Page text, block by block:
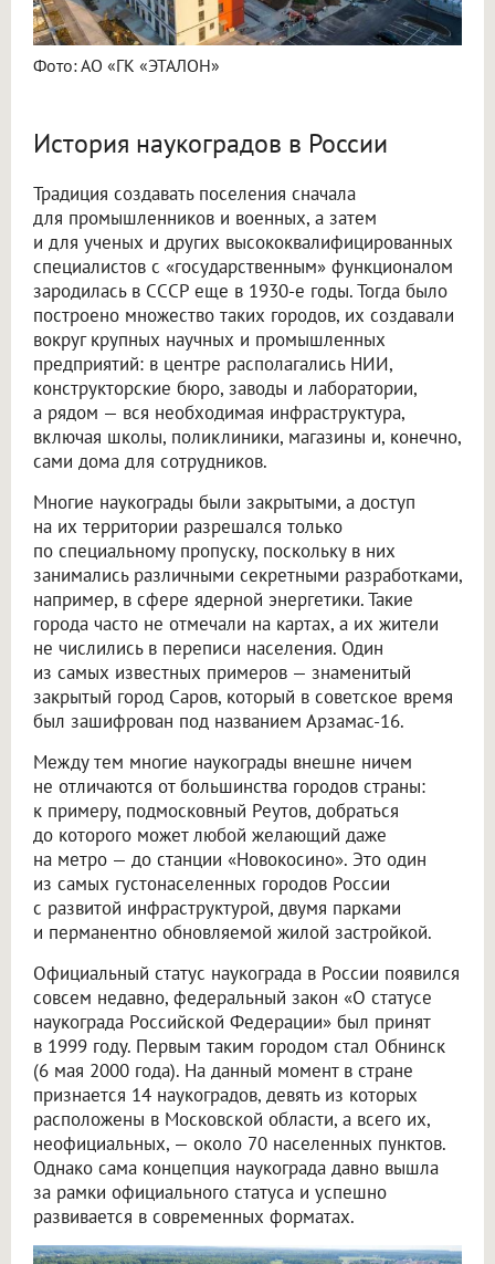
Фото: АО «ГК «ЭТАЛОН»
История наукоградов в России
Традиция создавать поселения сначала
для промышленников и военных, а затем
и для ученых и других высококвалифицированных
специалистов с «государственным» функционалом
зародилась в СССР еще в 1930-е годы. Тогда было
построено множество таких городов, их создавали
вокруг крупных научных и промышленных
предприятий: в центре располагались НИИ,
конструкторские бюро, заводы и лаборатории,
а рядом — вся необходимая инфраструктура,
включая школы, поликлиники, магазины и, конечно,
сами дома для сотрудников.
Многие наукограды были закрытыми, а доступ
на их территории разрешался только
по специальному пропуску, поскольку в них
занимались различными секретными разработками,
например, в сфере ядерной энергетики. Такие
города часто не отмечали на картах, а их жители
не числились в переписи населения. Один
из самых известных примеров — знаменитый
закрытый город Саров, который в советское время
был зашифрован под названием Арзамас-16.
Между тем многие наукограды внешне ничем
не отличаются от большинства городов страны:
к примеру, подмосковный Реутов, добраться
до которого может любой желающий даже
на метро — до станции «Новокосино». Это один
из самых густонаселенных городов России
с развитой инфраструктурой, двумя парками
и перманентно обновляемой жилой застройкой.
Официальный статус наукограда в России появился
совсем недавно, федеральный закон «О статусе
наукограда Российской Федерации» был принят
в 1999 году. Первым таким городом стал Обнинск
(6 мая 2000 года). На данный момент в стране
признается 14 наукоградов, девять из которых
расположены в Московской области, а всего их,
неофициальных, — около 70 населенных пунктов.
Однако сама концепция наукограда давно вышла
за рамки официального статуса и успешно
развивается в современных форматах.